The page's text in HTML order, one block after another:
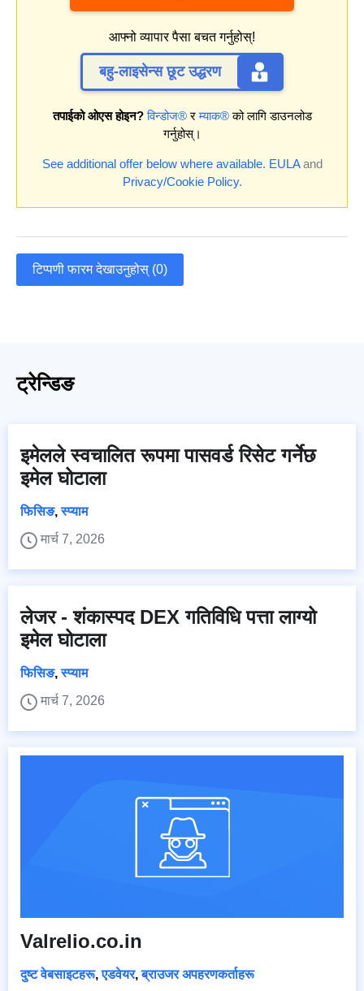
आफ्नो व्यापार पैसा बचत गर्नुहोस्!
बहु-लाइसेन्स छूट उद्धरण
तपाईको ओएस होइन? विन्डोज®रम्याक®को लागि डाउनलोड
गर्नुहोस्।
See additional offer below where available. EULAand
Privacy/Cookie Policy.
टिप्पणी फारम देखाउनुहोस् (0)
ट्रेन्डिङ
इमेलले स्वचालित रूपमा पासवर्ड रिसेट गर्नेछ
इमेल घोटाला
फिसिङ,स्प्याम
मार्च 7, 2026
लेजर - शंकास्पद DEX गतिविधि पत्ता लाग्यो
इमेल घोटाला
फिसिङ,स्प्याम
मार्च 7, 2026
Valrelio.co.in
दुष्ट वेबसाइटहरू,एडवेयर,ब्राउजर अपहरणकर्ताहरू